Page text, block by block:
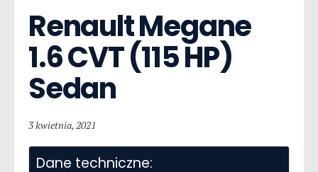
Renault Megane
1.6 CVT (115 HP)
Sedan
3 kwietnia, 2021
Dane techniczne: